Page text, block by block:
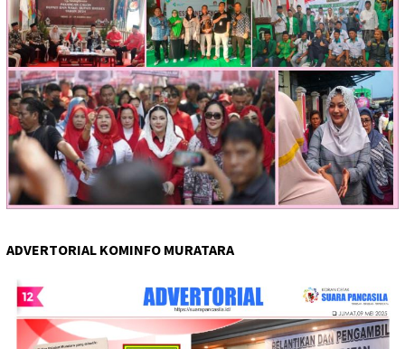
ADVERTORIAL KOMINFO MURATARA